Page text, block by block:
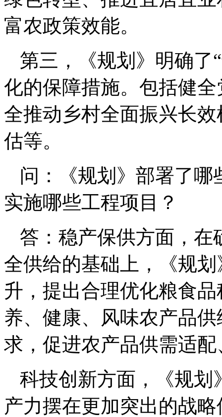
富农政策效能。
第三，《规划》明确了
化的保障措施。包括健
全推动乡村全面振兴长
估等。
问：《规划》部署了
实施哪些工程项目？
答：稳产保供方面，在
全供给的基础上，《规
升，提出合理优化粮食
养、健康、风味农产品
求，促进农产品供需适
科技创新方面，《规划
产力摆在更加突出的战